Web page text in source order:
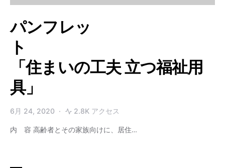
パンフレッ
ト
「住まいの工夫 立つ福祉用
具」
6月 24, 2020 2.8K アクセス
内 容 高齢者とその家族向けに、居住…